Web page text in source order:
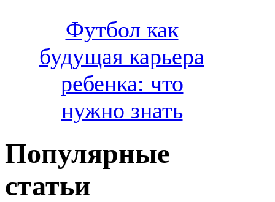
Футбол как
будущая карьера
ребенка: что
нужно знать
Популярные
статьи